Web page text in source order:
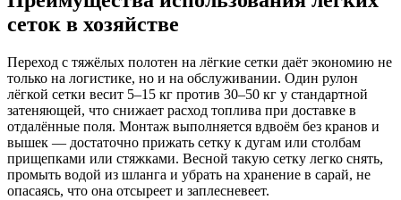
сеток в хозяйстве
Переход с тяжёлых полотен на лёгкие сетки даёт экономию не
только на логистике, но и на обслуживании. Один рулон
лёгкой сетки весит 5–15 кг против 30–50 кг у стандартной
затеняющей, что снижает расход топлива при доставке в
отдалённые поля. Монтаж выполняется вдвоём без кранов и
вышек — достаточно прижать сетку к дугам или столбам
прищепками или стяжками. Весной такую сетку легко снять,
промыть водой из шланга и убрать на хранение в сарай, не
опасаясь, что она отсыреет и заплесневеет.